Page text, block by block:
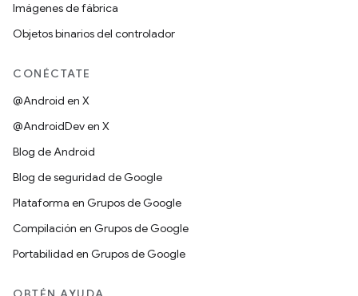
Imágenes de fábrica
Objetos binarios del controlador
CONÉCTATE
@Android en X
@AndroidDev en X
Blog de Android
Blog de seguridad de Google
Plataforma en Grupos de Google
Compilación en Grupos de Google
Portabilidad en Grupos de Google